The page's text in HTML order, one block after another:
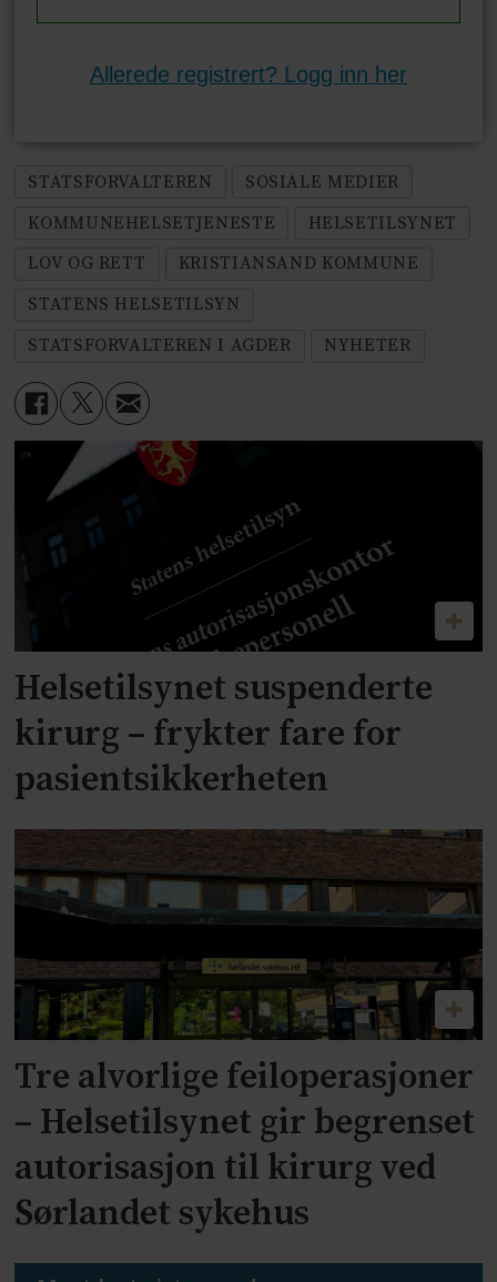
Allerede registrert? Logg inn her
STATSFORVALTEREN
SOSIALE MEDIER
KOMMUNEHELSETJENESTE
HELSETILSYNET
LOV OG RETT
KRISTIANSAND KOMMUNE
STATENS HELSETILSYN
STATSFORVALTEREN I AGDER
NYHETER
Helsetilsynet suspenderte
kirurg – frykter fare for
pasientsikkerheten
Tre alvorlige feiloperasjoner
– Helsetilsynet gir begrenset
autorisasjon til kirurg ved
Sørlandet sykehus